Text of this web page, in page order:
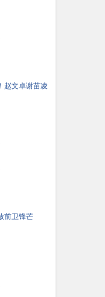
赵文卓谢苗凌
前卫锋芒